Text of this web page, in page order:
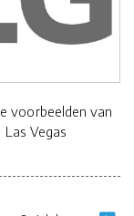
voorbeelden van
Vegas